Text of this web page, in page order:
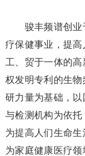
骏丰频谱创业于
疗保健事业，提高
工、贸于一体的
权发明专利的生
研力量为基础，
与检测机构为依托
为提高人们生命
为家庭健康医疗领